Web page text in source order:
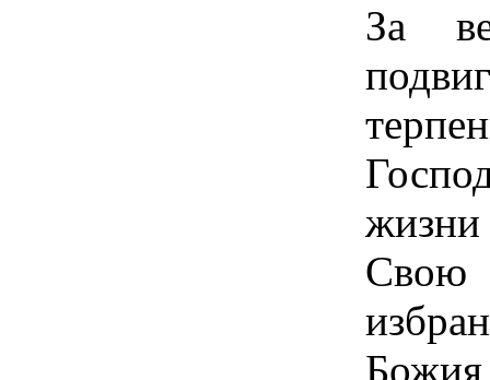
За
жизни
Свою